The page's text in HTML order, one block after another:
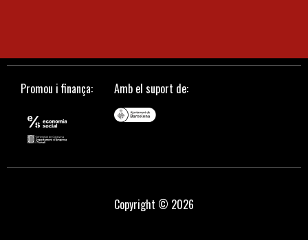
Promou i finança: Amb el suport de:
Copyright © 2026